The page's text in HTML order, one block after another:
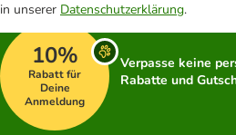
in unserer Datenschutzerklärung.
10%
Rabatt für
Deine
Anmeldung
Verpasse keine
Rabatte und